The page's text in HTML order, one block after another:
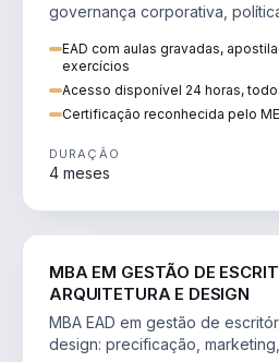
governança corporativa,
EAD com aulas gravadas,
exercícios
Acesso disponível 24 horas,
Certificação reconhecida pelo
DURAÇÃO
4 meses
MBA EM GESTÃO DE
ARQUITETURA E DESIGN
MBA EAD em gestão de
design: precificação,